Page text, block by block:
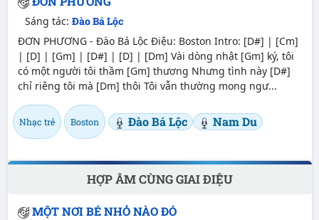
Sáng tác: Đào Bá Lộc
ĐƠN PHƯƠNG - Đào Bá Lộc Điệu: Boston Intro: [D#] | [Cm]
| [D] | [Gm] | [D#] | [D] | [Dm] Vài dòng nhật [Gm] ký, tôi
có một người tôi thầm [Gm] thương Nhưng tình này [D#]
chỉ riêng tôi mà [Dm] thôi Tôi vẫn thường mong ngư...
Nhạc trẻ Boston Đào Bá Lộc Nam Du
HỢP ÂM CÙNG GIAI ĐIỆU
MỘT NƠI BÉ NHỎ NÀO ĐÓ